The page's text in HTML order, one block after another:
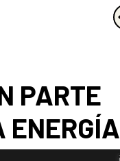
PARTE
ENERGÍA